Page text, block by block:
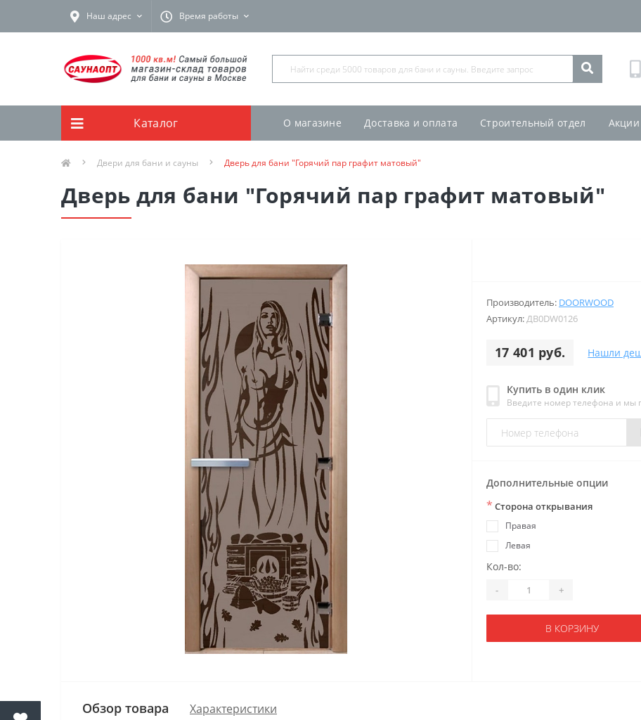
Наш адрес Время работы
Каталог О магазине Доставка и оплата Строительный отдел Акции
Двери для бани и сауны Дверь для бани "Горячий пар графит матовый"
Дверь для бани "Горячий пар графит матовый"
Производитель: DOORWOOD
Артикул:ДB0DW0126
17 401 руб. Нашли
Купить в один клик
Введите номер телефона и мы
Дополнительные опции
* Сторона открывания
Правая
Левая
Кол-во:
- +
В КОРЗИНУ
Обзор товара Характеристики